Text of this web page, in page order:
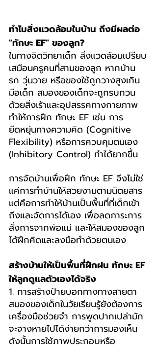
ทำไมสิ่งแวดล้อมในบ้าน ถึงมีผลต่อ
"ทักษะ EF" ของลูก?
ในทางจิตวิทยาเด็ก สิ่งแวดล้อมเปรียบ
เสมือนครูคนที่สามของลูก หากบ้าน
รก วุ่นวาย หรือของใช้ถูกวางสูงเกิน
มือเด็ก สมองของเด็กจะถูกรบกวน
ด้วยสิ่งเร้าและอุปสรรคทางกายภาพ
ทำให้การฝึก ทักษะ EF เช่น การ
ยืดหยุ่นทางความคิด (Cognitive
Flexibility) หรือการควบคุมตนเอง
(Inhibitory Control) ทำได้ยากขึ้น
การจัดบ้านเพื่อฝึก ทักษะ EF จึงไม่ใช่
แค่การทำบ้านให้สวยงามตามนิตยสาร
แต่คือการทำให้บ้านเป็นพื้นที่ที่เด็กเข้า
ถึงและจัดการได้เอง เพื่อลดภาระการ
สั่งการจากพ่อแม่ และให้สมองของลูก
ได้ฝึกคิดและลงมือทำด้วยตนเอง
สร้างบ้านให้เป็นพื้นที่ฝึกฝน ทักษะ EF
ให้ลูกดูแลตัวเองได้จริง
1. การสร้างป้ายบอกทางทางสายตา
สมองของเด็กในวัยเรียนรู้ยังต้องการ
เครื่องมือช่วยจำ การพูดปากเปล่ามัก
จะจางหายไปได้ง่ายกว่าการมองเห็น
ดังนั้นการใช้ภาพประกอบหรือ